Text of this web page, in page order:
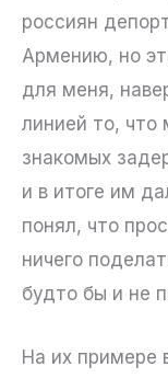
россиян
Армению, но
для меня,
линией то, что
знакомых
и в итоге им
понял, что
ничего
будто бы и не
На их примере